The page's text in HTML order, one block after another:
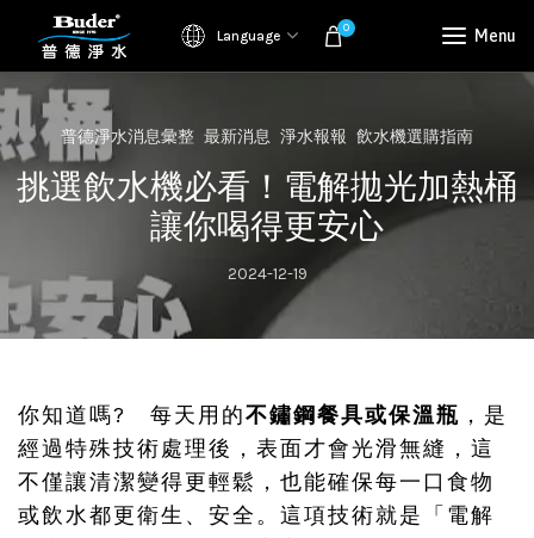
Language 0 Menu
普德淨水消息彙整 最新消息 淨水報報 飲水機選購指南
挑選飲水機必看！電解拋光加熱桶
讓你喝得更安心
2024-12-19
你知道嗎? 每天用的不鏽鋼餐具或保溫瓶 ，是
經過特殊技術處理後，表面才會光滑無縫，這
不僅讓清潔變得更輕鬆，也能確保每一口食物
或飲水都更衛生、安全。這項技術就是「電解